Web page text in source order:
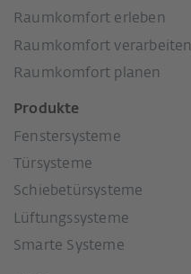
Raumkomfort erleben
Raumkomfort verarbeiten
Raumkomfort planen
Produkte
Fenstersysteme
Türsysteme
Schiebetürsysteme
Lüftungssysteme
Smarte Systeme